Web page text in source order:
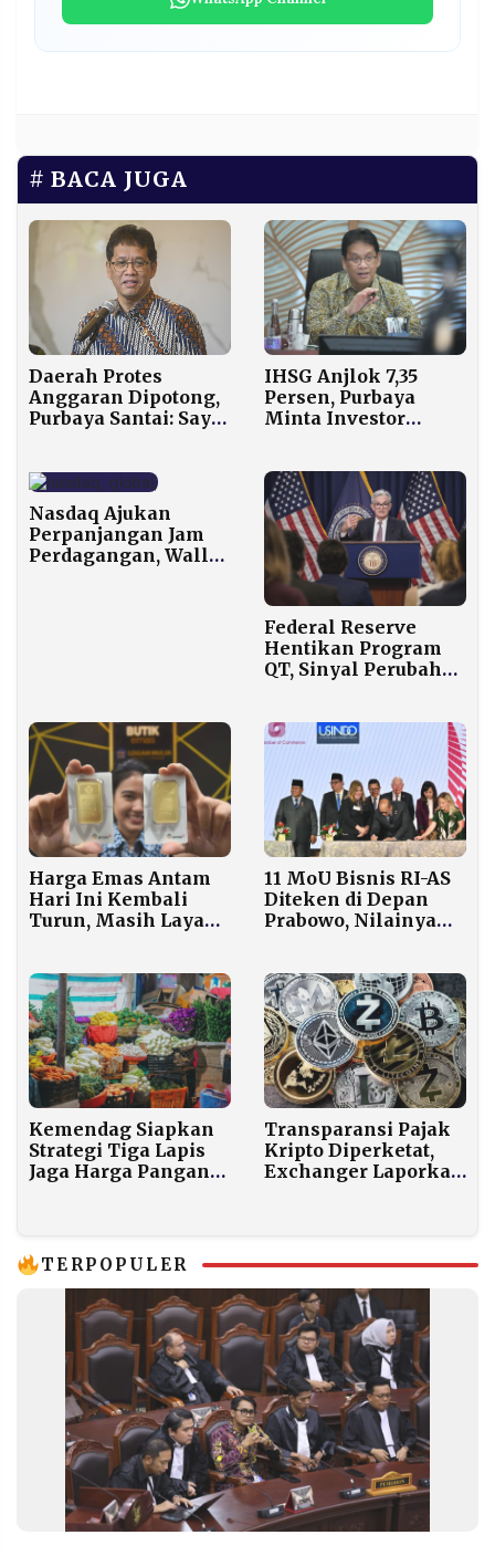
BACA JUGA
Daerah Protes
Anggaran Dipotong,
Purbaya Santai: Saya
IHSG Anjlok 7,35
Persen, Purbaya
Minta Investor
Nasdaq Ajukan
Perpanjangan Jam
Perdagangan, Wall
Federal Reserve
Hentikan Program
QT, Sinyal Perubahan
Harga Emas Antam
Hari Ini Kembali
Turun, Masih Layak
11 MoU Bisnis RI-AS
Diteken di Depan
Prabowo, Nilainya
Kemendag Siapkan
Strategi Tiga Lapis
Jaga Harga Pangan
Transparansi Pajak
Kripto Diperketat,
Exchanger Laporkan
TERPOPULER